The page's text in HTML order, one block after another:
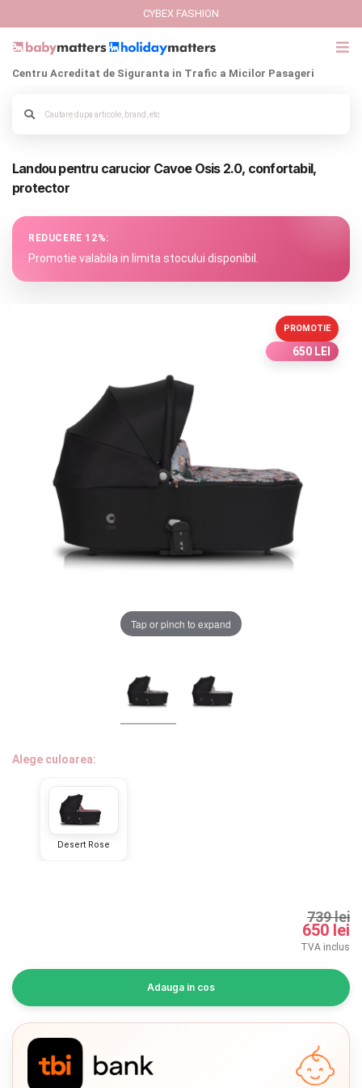
Italbaby Collections
CARUCIOARE COPII
CAMERA COPILULUI
LEAGANE COPII
BABY MONITORS
CASA SI CURATENIE
Informatii companie
Depozit
Q & A
Branduri
CYBEX FASHION
Centru Acreditat de Siguranta in Trafic a Micilor Pasageri
Landou pentru carucior Cavoe Osis 2.0, confortabil,
protector
REDUCERE 12%:
Promotie valabila in limita stocului disponibil.
PROMOTIE
650 LEI
Tap or pinch to expand
Alege culoarea:
Desert Rose
739 lei
650 lei
TVA inclus
Adauga in cos
Chrome cu detalii negre 3246 lei
Verde cu detalii negre 5646 lei
Alege culoarea cadrului
Chrome cu detalii negre
Verde cu detalii negre 5646 lei